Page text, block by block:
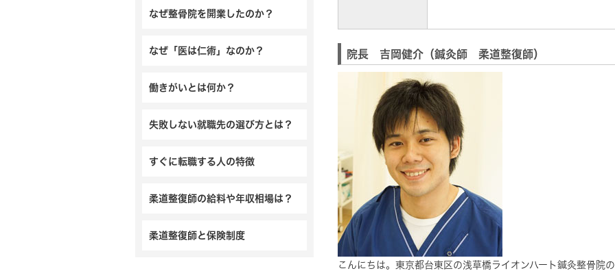
院長 吉岡健介（鍼灸師 柔道整復師）
こんにちは。東京都台東区の浅草橋ライオンハート鍼灸整骨院
なぜ整骨院を開業したのか？
なぜ「医は仁術」なのか？
働きがいとは何か？
失敗しない就職先の選び方とは？
すぐに転職する人の特徴
柔道整復師の給料や年収相場は？
柔道整復師と保険制度